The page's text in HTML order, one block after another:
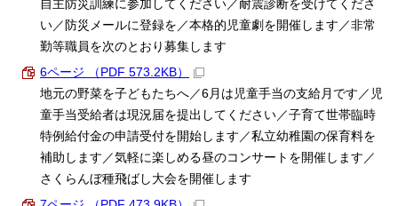
自主防災訓練に参加してください／耐震診断を受けてくださ
い／防災メールに登録を／本格的児童劇を開催します／非常
勤等職員を次のとおり募集します
6ページ （PDF 573.2KB）
地元の野菜を子どもたちへ／6月は児童手当の支給月です／児
童手当受給者は現況届を提出してください／子育て世帯臨時
特例給付金の申請受付を開始します／私立幼稚園の保育料を
補助します／気軽に楽しめる昼のコンサートを開催します／
さくらんぼ種飛ばし大会を開催します